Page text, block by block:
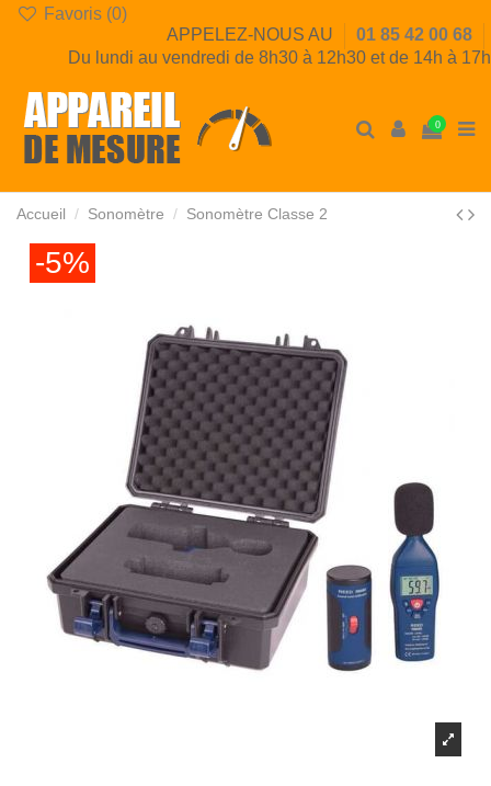
Favoris (0)
APPELEZ-NOUS AU
01 85 42 00 68
Du lundi au vendredi de 8h30 à 12h30 et de 14h à 17h
0
Accueil Sonomètre Sonomètre Classe 2
-5%